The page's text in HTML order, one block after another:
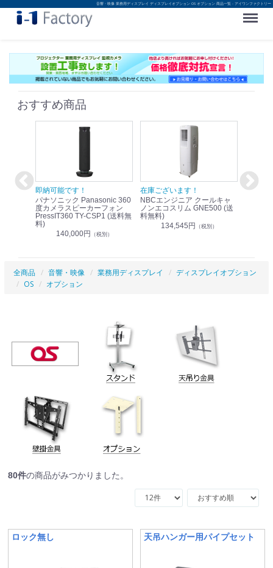
音響・映像 業務用ディスプレイ ディスプレイオプション OS オプション 商品一覧 - アイワンファクトリー
Menu
おすすめ商品
即納可能です！
パナソニック Panasonic 360
度カメラスピーカーフォン
PressIT360 TY-CSP1 (送料無
料)
140,000円 （税別）
在庫ございます！
NBCエンジニア クールキャ
ノンエコスリム GNE500 (送
料無料)
134,545円 （税別）
即納可
全商品 音響・映像 業務用ディスプレイ
ディスプレイオプション
OS
オプション
80件の商品がみつかりました。
ロック無し 天吊ハンガー用パイプセット